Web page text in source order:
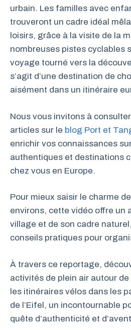
urbain. Les familles avec
trouveront un cadre idéal
loisirs, grâce à la visite de la
nombreuses pistes cyclables
voyage tourné vers la
s’agit d’une destination de
aisément dans un itinéraire
Nous vous invitons à
articles sur le blog Port et
enrichir vos connaissances
authentiques et destinations
chez vous en Europe.
Pour mieux saisir le charme
environs, cette vidéo offre un
village et de son cadre
conseils pratiques pour
À travers ce reportage,
activités de plein air autour
les itinéraires vélos dans les
de l’Eifel, un incontournable
quête d’authenticité et